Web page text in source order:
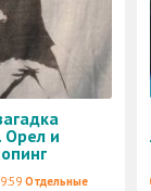
Орел и
Отдельные